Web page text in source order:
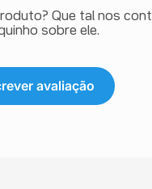
Que tal nos
sobre ele.
avaliação